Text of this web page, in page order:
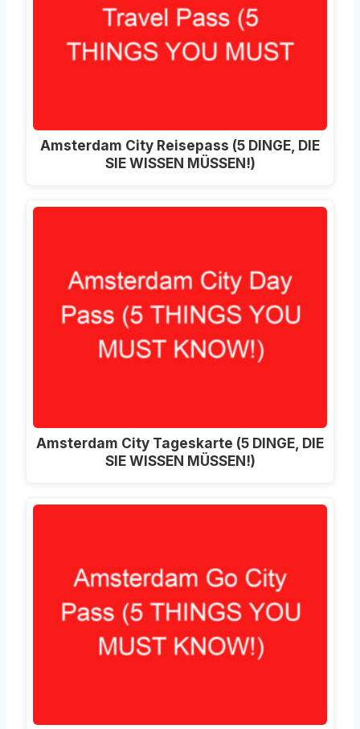
Amsterdam City Reisepass (5 DINGE, DIE
SIE WISSEN MÜSSEN!)
Amsterdam City Tageskarte (5 DINGE, DIE
SIE WISSEN MÜSSEN!)